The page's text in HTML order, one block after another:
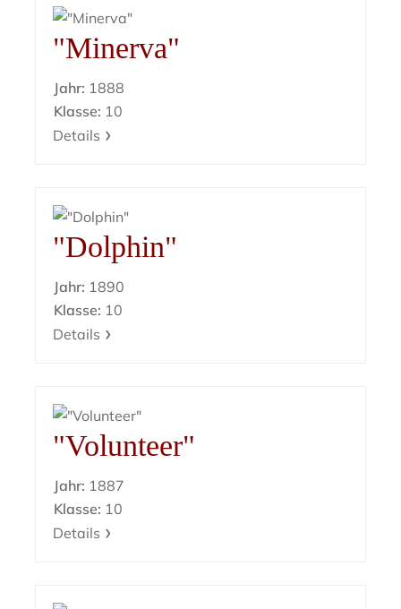
"Minerva"
Jahr: 1888
Klasse: 10
Details
"Dolphin"
Jahr: 1890
Klasse: 10
Details
"Volunteer"
Jahr: 1887
Klasse: 10
Details